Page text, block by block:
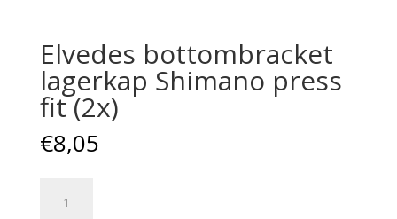
Elvedes bottombracket
lagerkap Shimano press
fit (2x)
€8,05
bottombracket